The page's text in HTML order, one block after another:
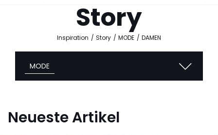
angesehenen
Artikel
Story
Inspiration Story MODE DAMEN
MODE
Neueste Artikel